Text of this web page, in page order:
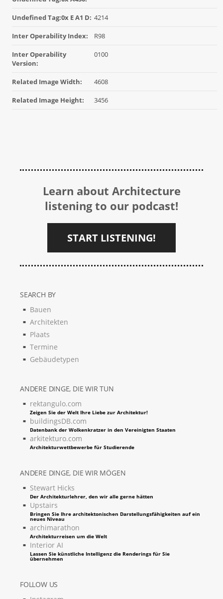
Undefined Tag:0x E A1 D: 4214
Inter Operability Index: R98
Inter Operability
Version:
0100
Related Image Width: 4608
Related Image Height: 3456
Learn about Architecture
listening to our podcast!
START LISTENING!
SEARCH BY
Bauen
Architekten
Plaats
Termine
Gebäudetypen
ANDERE DINGE, DIE WIR TUN
rektangulo.com
Zeigen Sie der Welt Ihre Liebe zur Architektur!
buildingsDB.com
Datenbank der Wolkenkratzer in den Vereinigten Staaten
arkitekturo.com
Architekturwettbewerbe für Studierende
ANDERE DINGE, DIE WIR MÖGEN
Stewart Hicks
Der Architekturlehrer, den wir alle gerne hätten
Upstairs
Bringen Sie Ihre architektonischen Darstellungsfähigkeiten auf ein
neues Niveau
archimarathon
Architekturreisen um die Welt
Interior AI
Lassen Sie künstliche Intelligenz die Renderings für Sie
übernehmen
FOLLOW US